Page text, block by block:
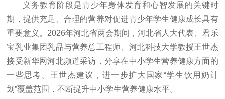
义务教育阶段是青少年身体发育和心智发展的关键时
期，提供充足、合理的营养对促进青少年学生健康成长具有
重要意义。2026年河北省两会期间，河北省人大代表、君乐
宝乳业集团乳品与营养总工程师、河北科技大学教授王世杰
接受新华网河北频道采访，分享在中小学生营养健康方面的
一些思考。王世杰建议，进一步扩大国家“学生饮用奶计
划”覆盖范围，不断提升中小学生营养健康水平。